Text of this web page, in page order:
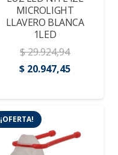
MICROLIGHT
LLAVERO BLANCA
1LED
$29.924,94
El
original
era:
$ 29.924,94.
$ 20.947,45El
actual
$
¡OFERTA!